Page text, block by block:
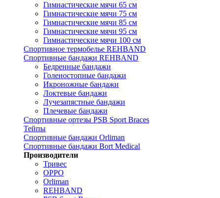
Гимнастические мячи 65 см
Гимнастические мячи 75 см
Гимнастические мячи 85 см
Гимнастические мячи 95 см
Гимнастические мячи 100 см
Спортивное термобелье REHBAND
Спортивные бандажи REHBAND
Бедренные бандажи
Голеностопные бандажи
Икроножные бандажи
Локтевые бандажи
Лучезапястные бандажи
Плечевые бандажи
Спортивные ортезы PSB Sport Braces
Тейпы
Спортивные бандажи Orliman
Спортивные бандажи Bort Medical
Производители
Тривес
OPPO
Orliman
REHBAND